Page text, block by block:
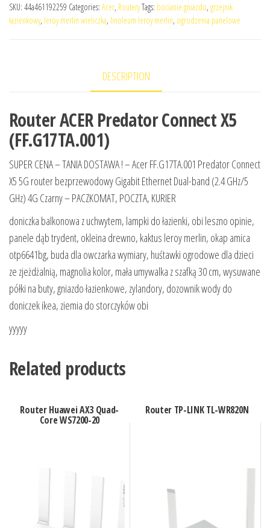
SKU: 44a461192259 Categories: Acer, RouteryTags: bocianie gniazdo, grzejnik
łazienkowy, leroy merlin wieliczka, linoleum leroy merlin, ogrodzenia panelowe
DESCRIPTION
Router ACER Predator Connect X5
(FF.G17TA.001)
SUPER CENA – TANIA DOSTAWA ! – Acer FF.G17TA.001 Predator Connect
X5 5G router bezprzewodowy Gigabit Ethernet Dual-band (2.4 GHz/5
GHz) 4G Czarny – PACZKOMAT, POCZTA, KURIER
doniczka balkonowa z uchwytem, lampki do łazienki, obi leszno opinie,
panele dąb trydent, okleina drewno, kaktus leroy merlin, okap amica
otp6641bg, buda dla owczarka wymiary, huśtawki ogrodowe dla dzieci
ze zjeżdżalnią, magnolia kolor, mała umywalka z szafką 30 cm, wysuwane
półki na buty, gniazdo łazienkowe, zylandory, dozownik wody do
doniczek ikea, ziemia do storczyków obi
yyyyy
Related products
Router Huawei AX3 Quad-
Core WS7200-20
Router TP-LINK TL-WR820N